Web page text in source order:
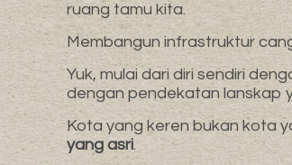
ruang tamu kita.
Membangun infrastruktur
Yuk, mulai dari diri sendiri
dengan pendekatan lanskap
Kota yang keren bukan kota
yang asri.